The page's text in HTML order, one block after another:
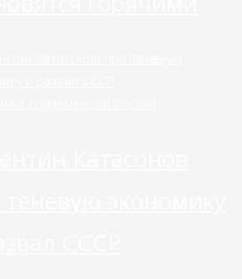
экономику
СССР